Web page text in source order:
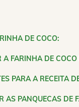
DE COCO:
A FARINHA DE
PARA A RECEITA
AS PANQUECAS DE